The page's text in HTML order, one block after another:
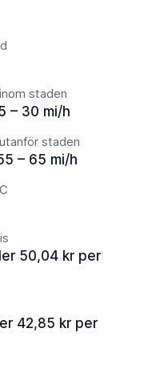
staden
– 30 mi/h
staden
– 65 mi/h
50,04 kr per
42,85 kr per